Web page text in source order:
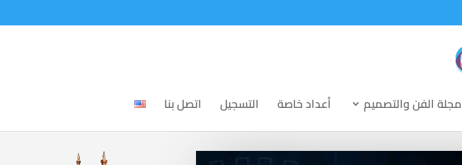
مجلة الفن والتصميم أعداد خاصة التسجيل اتصل بنا